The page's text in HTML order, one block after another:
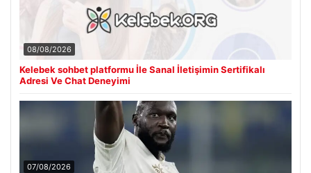
08/08/2026
Kelebek sohbet platformu İle Sanal İletişimin Sertifikalı
Adresi Ve Chat Deneyimi
07/08/2026